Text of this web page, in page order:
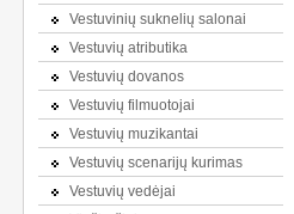
Vestuvinių suknelių salonai
Vestuvių atributika
Vestuvių dovanos
Vestuvių filmuotojai
Vestuvių muzikantai
Vestuvių scenarijų kurimas
Vestuvių vedėjai